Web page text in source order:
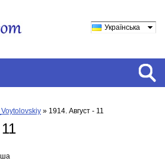
Українська
» 1914. Август - 11